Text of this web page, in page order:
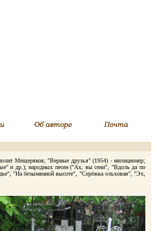
Мещеряков; "Верные друзья" (1954) - милиционер;
и др.); народных песен ("Ах, вы сени", "Вдоль да по
"На безымянной высоте", "Серёжка ольховая", "Эх,